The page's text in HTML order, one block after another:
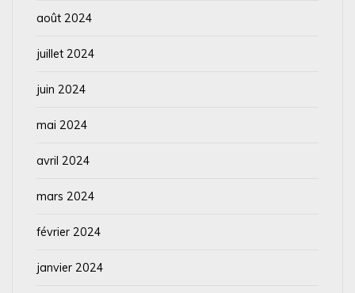
août 2024
juillet 2024
juin 2024
mai 2024
avril 2024
mars 2024
février 2024
janvier 2024